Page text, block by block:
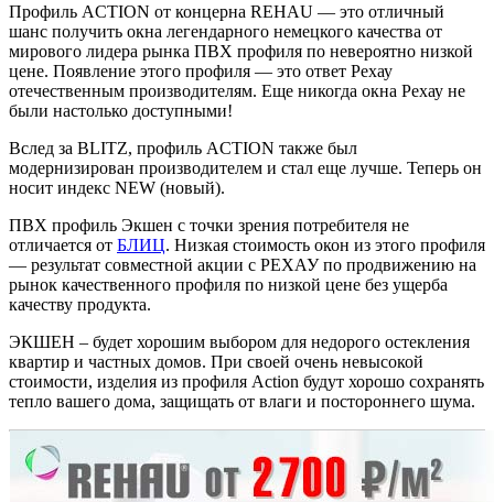
Профиль ACTION от концерна REHAU — это отличный
шанс получить окна легендарного немецкого качества от
мирового лидера рынка ПВХ профиля по невероятно низкой
цене. Появление этого профиля — это ответ Рехау
отечественным производителям. Еще никогда окна Рехау не
были настолько доступными!
Вслед за BLITZ, профиль ACTION также был
модернизирован производителем и стал еще лучше. Теперь он
носит индекс NEW (новый).
ПВХ профиль Экшен с точки зрения потребителя не
отличается от БЛИЦ. Низкая стоимость окон из этого профиля
— результат совместной акции с РЕХАУ по продвижению на
рынок качественного профиля по низкой цене без ущерба
качеству продукта.
ЭКШЕН – будет хорошим выбором для недорого остекления
квартир и частных домов. При своей очень невысокой
стоимости, изделия из профиля Action будут хорошо сохранять
тепло вашего дома, защищать от влаги и постороннего шума.